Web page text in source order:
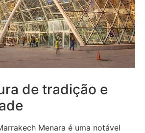
de tradição e
Menara é uma notável